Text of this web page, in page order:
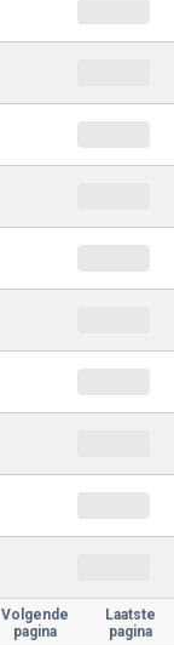
Volgende
pagina
Laatste
pagina